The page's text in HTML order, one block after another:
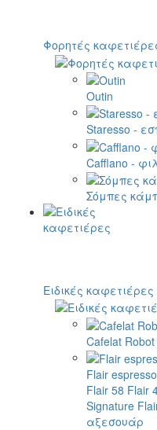
Φορητές
Outin
Staresso -
Cafflano -
Σόμπες
Ειδικές καφετιέρες
Cafelat Robot
Flair espresso
Flair 58 Flair
Signature
αξεσουάρ